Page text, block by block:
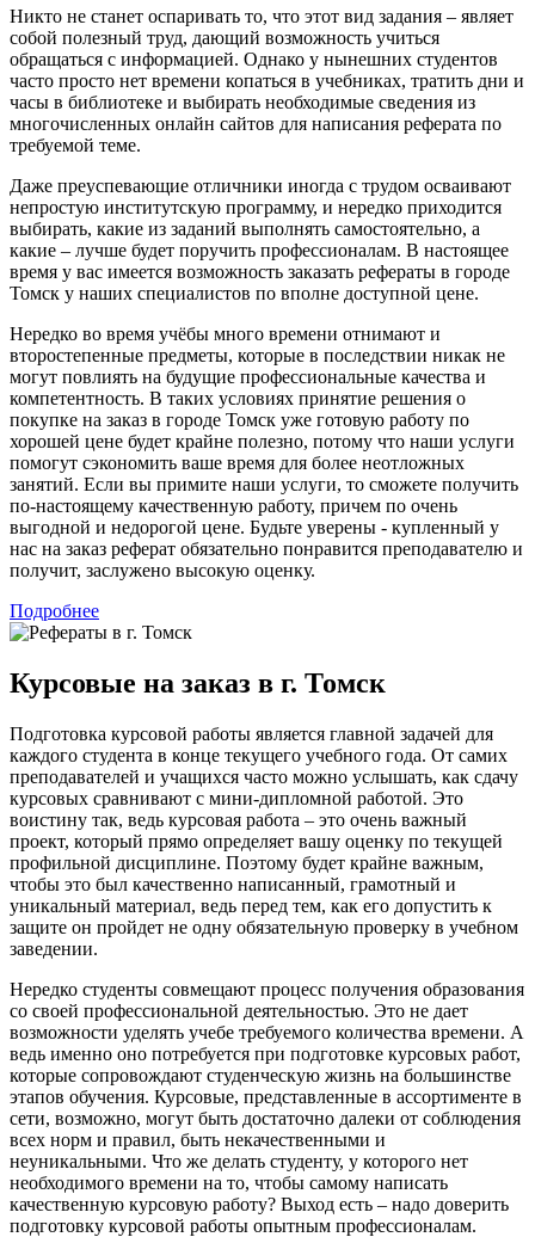
Никто не станет оспаривать то, что этот вид задания – являет
собой полезный труд, дающий возможность учиться
обращаться с информацией. Однако у нынешних студентов
часто просто нет времени копаться в учебниках, тратить дни и
часы в библиотеке и выбирать необходимые сведения из
многочисленных онлайн сайтов для написания реферата по
требуемой теме.
Даже преуспевающие отличники иногда с трудом осваивают
непростую институтскую программу, и нередко приходится
выбирать, какие из заданий выполнять самостоятельно, а
какие – лучше будет поручить профессионалам. В настоящее
время у вас имеется возможность заказать рефераты в городе
Томск у наших специалистов по вполне доступной цене.
Нередко во время учёбы много времени отнимают и
второстепенные предметы, которые в последствии никак не
могут повлиять на будущие профессиональные качества и
компетентность. В таких условиях принятие решения о
покупке на заказ в городе Томск уже готовую работу по
хорошей цене будет крайне полезно, потому что наши услуги
помогут сэкономить ваше время для более неотложных
занятий. Если вы примите наши услуги, то сможете получить
по-настоящему качественную работу, причем по очень
выгодной и недорогой цене. Будьте уверены - купленный у
нас на заказ реферат обязательно понравится преподавателю и
получит, заслужено высокую оценку.
Подробнее
Курсовые на заказ в г. Томск
Подготовка курсовой работы является главной задачей для
каждого студента в конце текущего учебного года. От самих
преподавателей и учащихся часто можно услышать, как сдачу
курсовых сравнивают с мини-дипломной работой. Это
воистину так, ведь курсовая работа – это очень важный
проект, который прямо определяет вашу оценку по текущей
профильной дисциплине. Поэтому будет крайне важным,
чтобы это был качественно написанный, грамотный и
уникальный материал, ведь перед тем, как его допустить к
защите он пройдет не одну обязательную проверку в учебном
заведении.
Нередко студенты совмещают процесс получения образования
со своей профессиональной деятельностью. Это не дает
возможности уделять учебе требуемого количества времени. А
ведь именно оно потребуется при подготовке курсовых работ,
которые сопровождают студенческую жизнь на большинстве
этапов обучения. Курсовые, представленные в ассортименте в
сети, возможно, могут быть достаточно далеки от соблюдения
всех норм и правил, быть некачественными и
неуникальными. Что же делать студенту, у которого нет
необходимого времени на то, чтобы самому написать
качественную курсовую работу? Выход есть – надо доверить
подготовку курсовой работы опытным профессионалам.